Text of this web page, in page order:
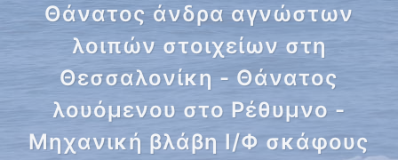
Θάνατος άνδρα αγνώστων
λοιπών στοιχείων στη
Θεσσαλονίκη - Θάνατος
λουόμενου στο Ρέθυμνο -
Μηχανική βλάβη Ι/Φ σκάφους